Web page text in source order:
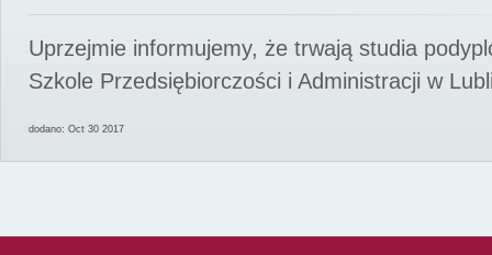
Uprzejmie informujemy, że trwają studia
Szkole Przedsiębiorczości i Administracji w
dodano: Oct 30 2017